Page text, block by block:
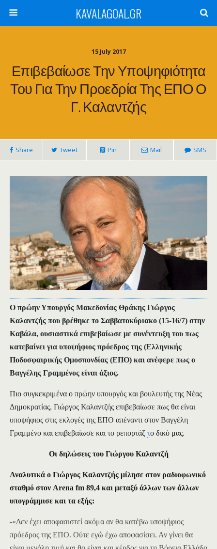
KAVALAGOAL.GR
15 July 2017
Επιβεβαίωσε Την Υποψηφιότητα
Του Για Την Προεδρία Της ΕΠΟ Ο
Γ. Καλαντζής
Share Tweet Pin Mail SMS
Ο πρώην Υπουργός Μακεδονίας Θράκης Γιώργος
Καλαντζής που βρέθηκε το Σαββατοκύριακο (15-16/7) στην
Καβάλα, ουσιαστικά επιβεβαίωσε με συνέντευξη του πως
κατεβαίνει για υποψήφιος πρόεδρος της (Ελληνικής
Ποδοσφαιρικής Ομοσπονδίας (ΕΠΟ) και ανέφερε πως ο
Βαγγέλης Γραμμένος είναι άξιος.
Πιο συγκεκριμένα ο πρώην υπουργός και βουλευτής της Νέας
Δημοκρατίας, Γιώργος Καλαντζής επιβεβαίωσε πως θα είναι
υποψήφιος στις εκλογές της ΕΠΟ απέναντι στον Βαγγέλη
Γραμμένο και επιβεβαίωσε και το ρεπορτάζ το δικό μας.
Οι δηλώσεις του Γιώργου Καλαντζή
Αναλυτικά ο Γιώργος Καλαντζής μίλησε στον ραδιοφωνικό
σταθμό στον Arena fm 89,4 και μεταξύ άλλων των άλλων
υπογράμμισε και τα εξής:
-«Δεν έχει αποφασιστεί ακόμα αν θα κατέβω υποψήφιος
πρόεδρος της ΕΠΟ. Ούτε εγώ έχω αποφασίσει. Αν γίνει θα